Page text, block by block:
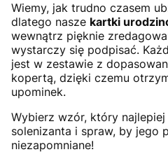
Wiemy, jak trudno czasem
dlatego nasze kartki
wewnątrz pięknie
wystarczy się podpisać.
jest w zestawie z
kopertą, dzięki czemu
upominek.
Wybierz wzór, który najlepiej
solenizanta i spraw, by jego
niezapomniane!